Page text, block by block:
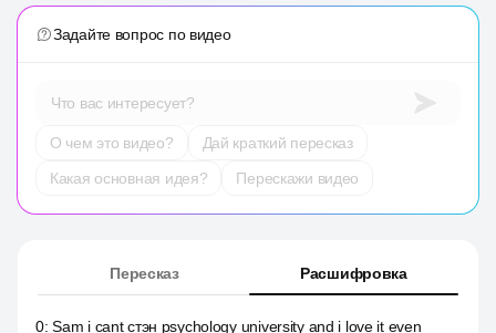
Задайте вопрос по видео
Что вас интересует?
О чем это видео?
Дай краткий пересказ
Какая основная идея?
Перескажи видео
Пересказ Расшифровка
0:Sam i cant стэн psychology university and i love it even